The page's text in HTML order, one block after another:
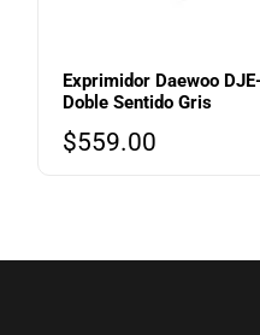
Exprimidor Daewoo
Doble Sentido Gris
$559.00